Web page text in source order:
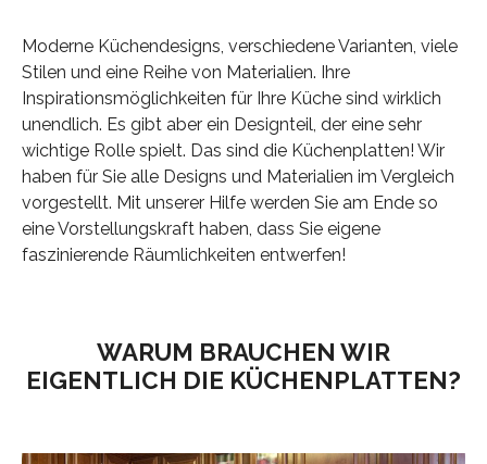
Moderne Küchendesigns, verschiedene Varianten, viele
Stilen und eine Reihe von Materialien. Ihre
Inspirationsmöglichkeiten für Ihre Küche sind wirklich
unendlich. Es gibt aber ein Designteil, der eine sehr
wichtige Rolle spielt. Das sind die Küchenplatten! Wir
haben für Sie alle Designs und Materialien im Vergleich
vorgestellt. Mit unserer Hilfe werden Sie am Ende so
eine Vorstellungskraft haben, dass Sie eigene
faszinierende Räumlichkeiten entwerfen!
WARUM BRAUCHEN WIR
EIGENTLICH DIE KÜCHENPLATTEN?